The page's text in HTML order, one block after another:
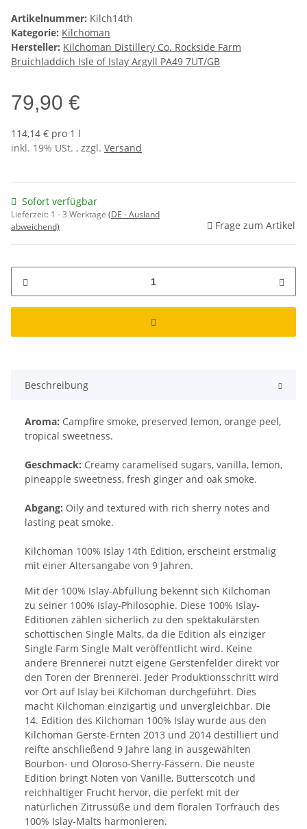
Artikelnummer: Kilch14th
Kategorie: Kilchoman
Hersteller: Kilchoman Distillery Co. Rockside Farm
Bruichladdich Isle of Islay Argyll PA49 7UT/GB
79,90 €
114,14 € pro 1 l
inkl. 19% USt. , zzgl. Versand
Sofort verfügbar
Lieferzeit: 1 - 3 Werktage (DE - Ausland
abweichend)
Frage zum Artikel
Beschreibung
Aroma: Campfire smoke, preserved lemon, orange peel,
tropical sweetness.
Geschmack: Creamy caramelised sugars, vanilla, lemon,
pineapple sweetness, fresh ginger and oak smoke.
Abgang: Oily and textured with rich sherry notes and
lasting peat smoke.
Kilchoman 100% Islay 14th Edition, erscheint erstmalig
mit einer Altersangabe von 9 Jahren.
Mit der 100% Islay-Abfüllung bekennt sich Kilchoman
zu seiner 100% Islay-Philosophie. Diese 100% Islay-
Editionen zählen sicherlich zu den spektakulärsten
schottischen Single Malts, da die Edition als einziger
Single Farm Single Malt veröffentlicht wird. Keine
andere Brennerei nutzt eigene Gerstenfelder direkt vor
den Toren der Brennerei. Jeder Produktionsschritt wird
vor Ort auf Islay bei Kilchoman durchgeführt. Dies
macht Kilchoman einzigartig und unvergleichbar. Die
14. Edition des Kilchoman 100% Islay wurde aus den
Kilchoman Gerste-Ernten 2013 und 2014 destilliert und
reifte anschließend 9 Jahre lang in ausgewählten
Bourbon- und Oloroso-Sherry-Fässern. Die neuste
Edition bringt Noten von Vanille, Butterscotch und
reichhaltiger Frucht hervor, die perfekt mit der
natürlichen Zitrussüße und dem floralen Torfrauch des
100% Islay-Malts harmonieren.